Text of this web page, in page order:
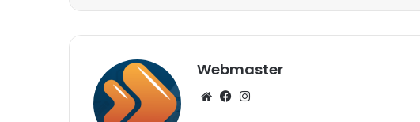
Webmaster
WebsiteFacebook